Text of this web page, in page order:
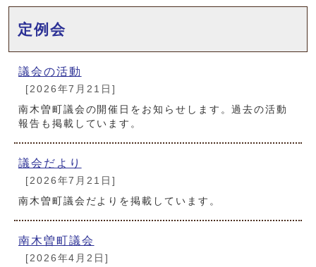
メインメニュー
定例会
議会の活動
[2026年7月21日]
南木曽町議会の開催日をお知らせします。過去の活動
報告も掲載しています。
議会だより
[2026年7月21日]
南木曽町議会だよりを掲載しています。
南木曽町議会
[2026年4月2日]